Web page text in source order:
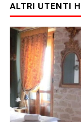
ALTRI UTENTI